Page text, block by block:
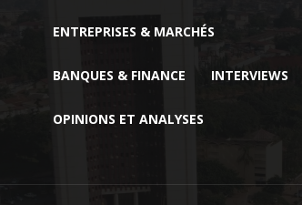
ENTREPRISES & MARCHÉS
BANQUES & FINANCE INTERVIEWS
OPINIONS ET ANALYSES